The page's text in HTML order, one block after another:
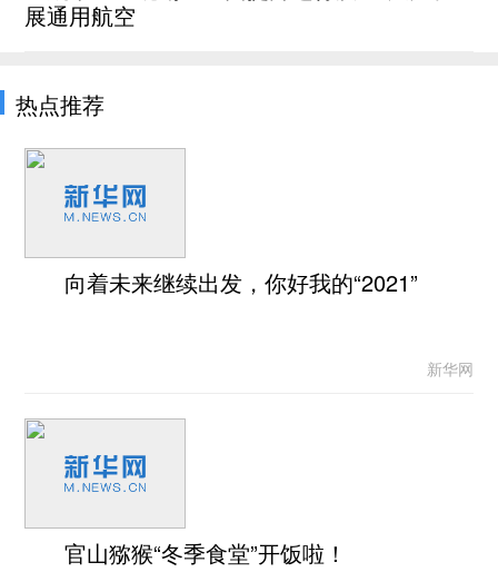
展通用航空
热点推荐
向着未来继续出发，你好我的“2021”
新华网
官山猕猴“冬季食堂”开饭啦！